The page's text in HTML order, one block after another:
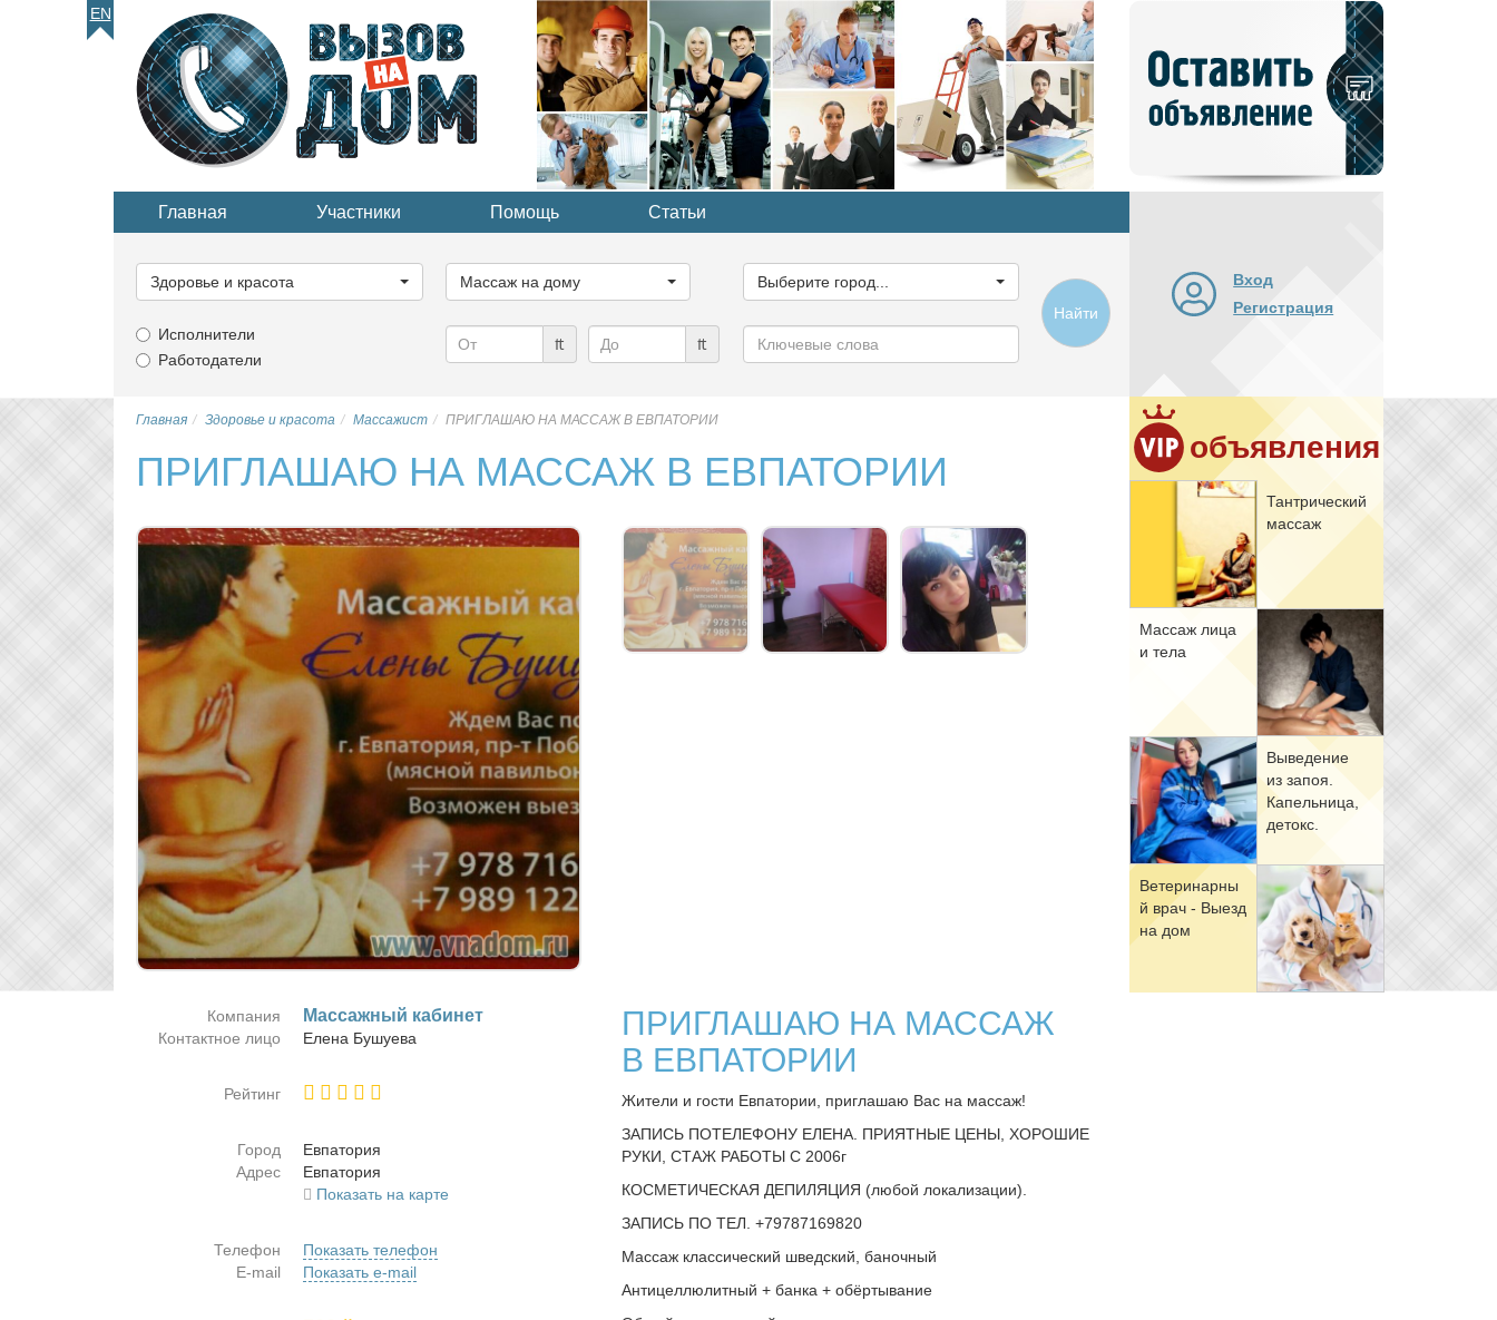
EN
объявление
Главная Участники Помощь Статьи
категорию...
Здоровье и красота
категорию...
Массаж на дому
город...
Выберите город...
Исполнители
Работодатели
₶ ₶
Ключевые
слова
Найти
Вход
Регистрация
объявления
Тан­три­че­ский
мас­саж
Мас­саж ли­ца
и те­ла
Вы­ве­де­ние
из за­поя.
Ка­пель­ни­ца,
де­токс.
Ве­те­ри­нар­ны
й врач - Вы­езд
на дом
Главная Здоровье и красота Массажист ПРИГЛАШАЮ НА МАССАЖ В ЕВПАТОРИИ
ПРИГЛАШАЮ НА МАССАЖ В ЕВПАТОРИИ
ПРИГЛАШАЮ НА МАССАЖ
В ЕВПАТОРИИ
Жители и гости Евпатории, приглашаю Вас на массаж!
ЗАПИСЬ ПОТЕЛЕФОНУ ЕЛЕНА. ПРИЯТНЫЕ ЦЕНЫ, ХОРОШИЕ
РУКИ, СТАЖ РАБОТЫ С 2006г
КОСМЕТИЧЕСКАЯ ДЕПИЛЯЦИЯ (любой локализации).
ЗАПИСЬ ПО ТЕЛ. +79787169820
Массаж классический шведский, баночный
Антицеллюлитный + банка + обёртывание
Компания Мас­саж­ный ка­бинет
Контактное лицо Еле­на Бу­шуе­ва
Рейтинг
Город
Ев­па­то­рия
Адрес
Ев­па­то­рия
Показать на карте
Телефон
Показать телефон
E-mail
Показать e-mail